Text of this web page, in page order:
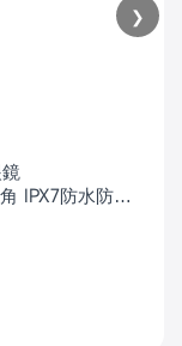
IPX7防水防曇
❯